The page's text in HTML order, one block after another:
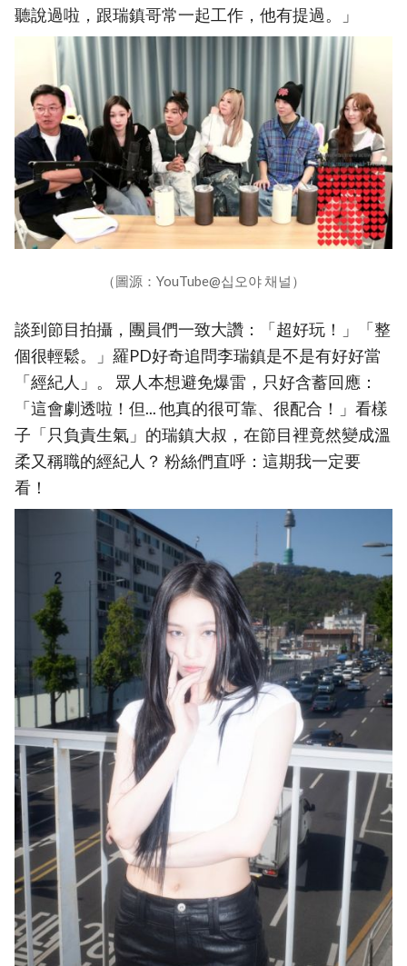
聽說過啦，跟瑞鎮哥常一起工作，他有提過。」
（圖源：YouTube@십오야 채널）
談到節目拍攝，團員們一致大讚：「超好玩！」「整
個很輕鬆。」羅PD好奇追問李瑞鎮是不是有好好當
「經紀人」。 眾人本想避免爆雷，只好含蓄回應：
「這會劇透啦！但... 他真的很可靠、很配合！」看樣
子「只負責生氣」的瑞鎮大叔，在節目裡竟然變成溫
柔又稱職的經紀人？ 粉絲們直呼：這期我一定要
看！